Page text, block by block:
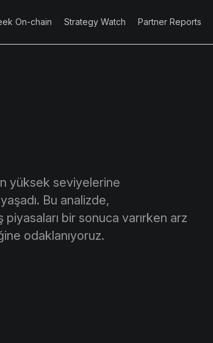
On-chain Strategy Watch Partner Reports
yüksek seviyelerine
Bu analizde,
bir sonuca varırken arz
odaklanıyoruz.